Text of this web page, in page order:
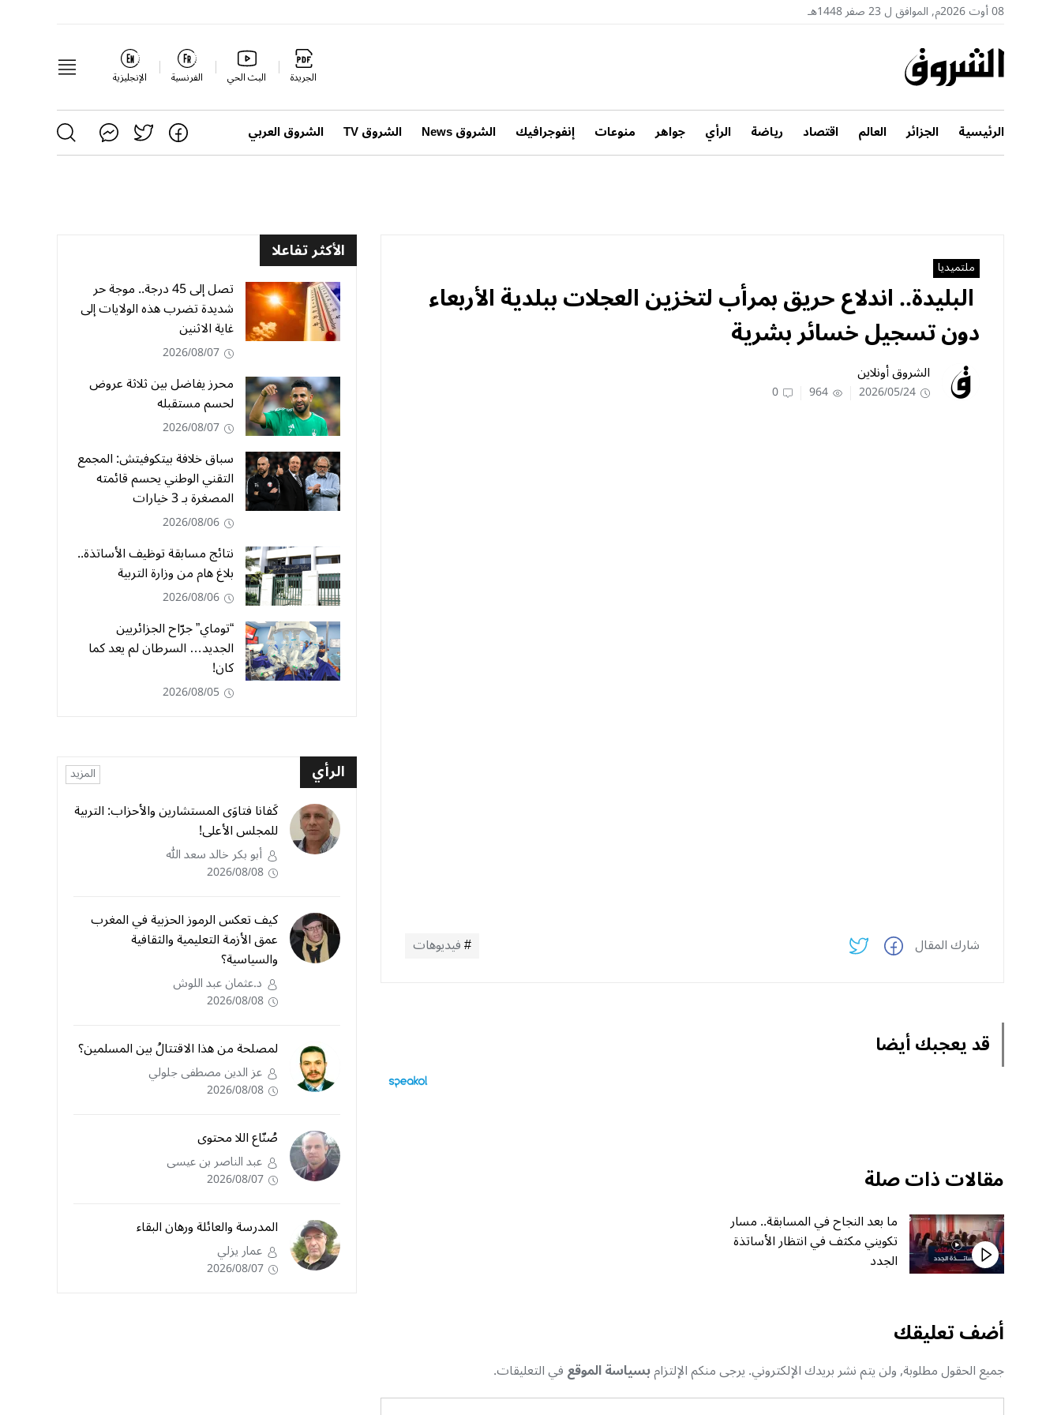
08 أوت 2026م, الموافق ل 23 صفر 1448هـ
الجريدة البث الحي الفرنسية الإنجليزية
الرئيسية الجزائر العالم اقتصاد رياضة الرأي جواهر منوعات إنفوجرافيك الشروق News الشروق TV الشروق العربي
ملتميديا
البليدة.. اندلاع حريق بمرأب لتخزين العجلات ببلدية الأربعاء
دون تسجيل خسائر بشرية
الشروق أونلاين
2026/05/24
964
0
شارك المقال فيديوهات
قد يعجبك أيضا
مقالات ذات صلة
ما بعد النجاح في المسابقة.. مسار
تكويني مكثف في انتظار الأساتذة
الجدد
أضف تعليقك
جميع الحقول مطلوبة, ولن يتم نشر بريدك الإلكتروني. يرجى منكم الإلتزامبسياسة الموقعفي التعليقات.
الأكثر تفاعلا
تصل إلى 45 درجة.. موجة حر
شديدة تضرب هذه الولايات إلى
غاية الاثنين
2026/08/07
محرز يفاضل بين ثلاثة عروض
لحسم مستقبله
2026/08/07
سباق خلافة بيتكوفيتش: المجمع
التقني الوطني يحسم قائمته
المصغرة بـ 3 خيارات
2026/08/06
نتائج مسابقة توظيف الأساتذة..
بلاغ هام من وزارة التربية
2026/08/06
“توماي” جرّاح الجزائريين
الجديد… السرطان لم يعد كما
كان!
2026/08/05
الرأي المزيد
كَفانا فتاوَى المستشارين والأحزاب: التربية
للمجلس الأعلى!
أبو بكر خالد سعد الله
2026/08/08
كيف تعكس الرموز الحزبية في المغرب
عمق الأزمة التعليمية والثقافية
والسياسية؟
د.عثمان عبد اللوش
2026/08/08
لمصلحة من هذا الاقتتالُ بين المسلمين؟
عز الدين مصطفى جلولي
2026/08/08
صُنّاع اللا محتوى
عبد الناصر بن عيسى
2026/08/07
المدرسة والعائلة ورهان البقاء
عمار يزلي
2026/08/07